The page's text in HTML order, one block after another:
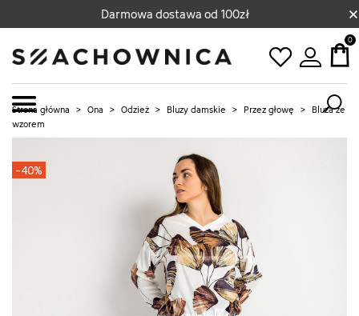
Darmowa dostawa od 100zł ×
0
Strona główna > Ona > Odzież > Bluzy damskie > Przez głowę > Bluza ze
wzorem
-40%